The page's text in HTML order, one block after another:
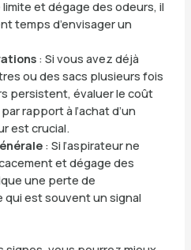
et dégage des odeurs, il
temps d’envisager un
: Si vous avez déjà
ou des sacs plusieurs fois
persistent, évaluer le coût
rapport à l’achat d’un
est crucial.
: Si l’aspirateur ne
et dégage des
une perte de
qui est souvent un signal